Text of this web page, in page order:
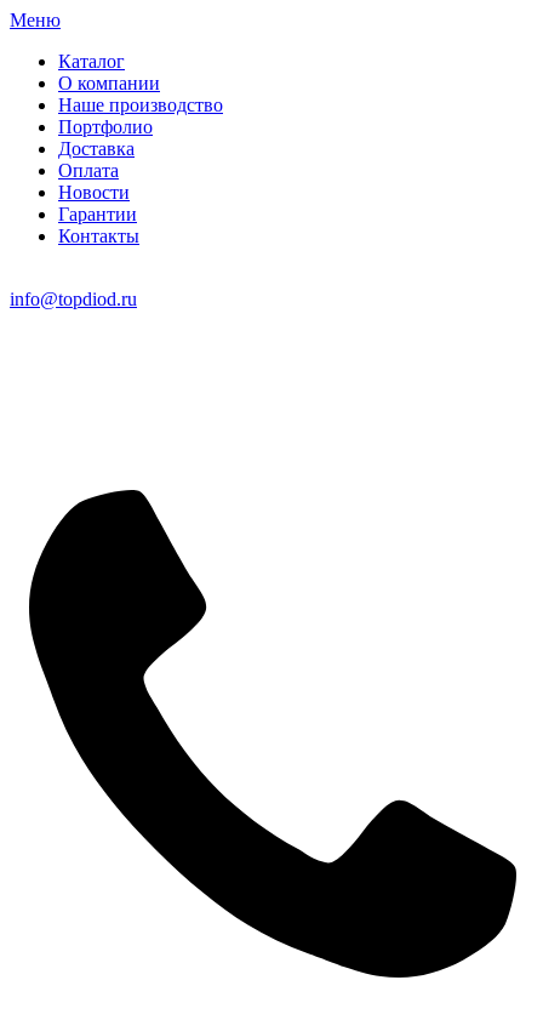
Меню
Каталог
О компании
Наше производство
Портфолио
Доставка
Оплата
Новости
Гарантии
Контакты
info@topdiod.ru